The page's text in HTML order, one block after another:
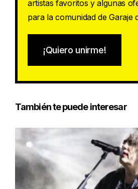
artistas favoritos y algunas
para la comunidad de Garaje
¡Quiero unirme!
También te puede interesar